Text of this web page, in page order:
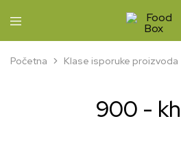
Box
Početna Klase isporuke proizvoda
900 -